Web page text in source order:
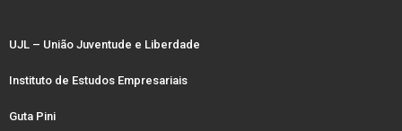
UJL – União Juventude e Liberdade
Instituto de Estudos Empresariais
Guta Pini